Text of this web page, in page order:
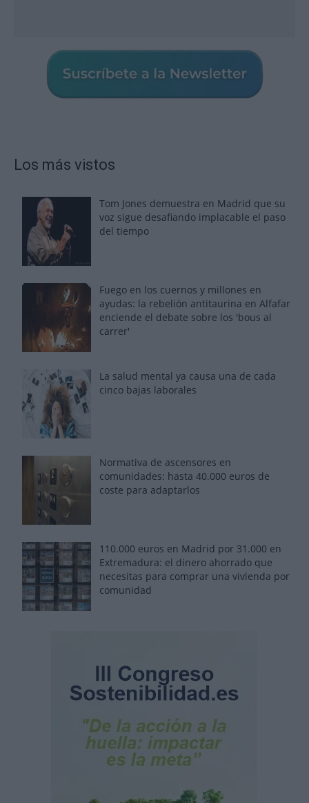
Los más vistos
Tom Jones demuestra en Madrid que su
voz sigue desafiando implacable el paso
del tiempo
Fuego en los cuernos y millones en
ayudas: la rebelión antitaurina en Alfafar
enciende el debate sobre los 'bous al
carrer'
La salud mental ya causa una de cada
cinco bajas laborales
Normativa de ascensores en
comunidades: hasta 40.000 euros de
coste para adaptarlos
110.000 euros en Madrid por 31.000 en
Extremadura: el dinero ahorrado que
necesitas para comprar una vivienda por
comunidad